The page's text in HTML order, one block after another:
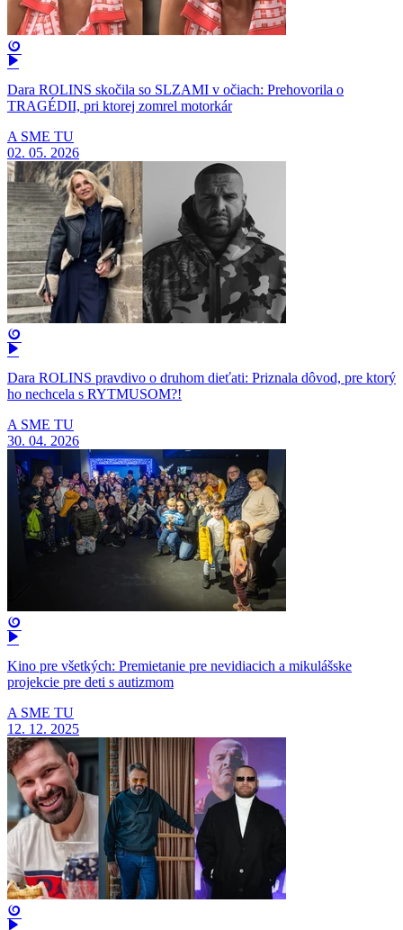
Dara ROLINS skočila so SLZAMI v očiach: Prehovorila o
TRAGÉDII, pri ktorej zomrel motorkár
A SME TU
02. 05. 2026
Dara ROLINS pravdivo o druhom dieťati: Priznala dôvod, pre ktorý
ho nechcela s RYTMUSOM?!
A SME TU
30. 04. 2026
Kino pre všetkých: Premietanie pre nevidiacich a mikulášske
projekcie pre deti s autizmom
A SME TU
12. 12. 2025